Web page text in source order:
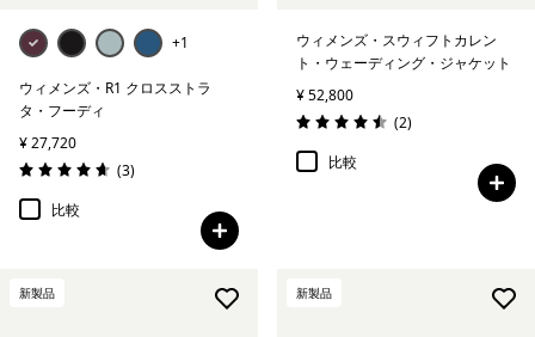
+1
ウィメンズ・R1 クロスストラ
タ・フーディ
¥ 27,720
評価: 4.7 / 5
(3レビュー
)
比較
ウィメンズ・スウィフトカレン
ト・ウェーディング・ジャケット
¥ 52,800
評価: 4.5 / 5
(2レビュー
)
比較
新製品 新製品